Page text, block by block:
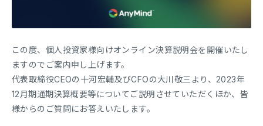
この度、個人投資家様向けオンライン決算説明会を開催いたし
ますのでご案内申し上げます。
代表取締役CEOの十河宏輔及びCFOの大川敬三より、2023年
12月期通期決算概要等についてご説明させていただくほか、皆
様からのご質問にお答えいたします。